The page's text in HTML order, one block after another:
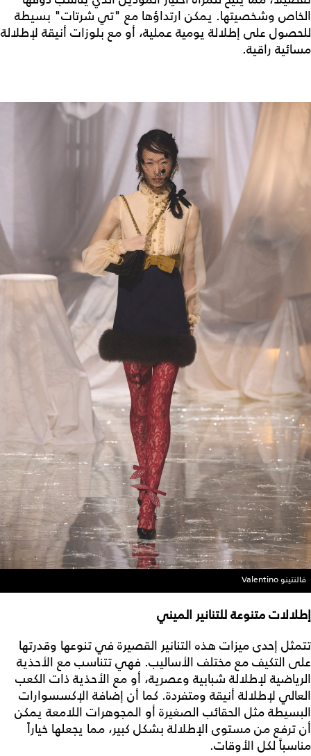
الخاص وشخصيتها. يمكن ارتداؤها مع "تي شرتات" بسيطة
للحصول على إطلالة يومية عملية، أو مع بلوزات أنيقة لإطلالة
مسائية راقية.
فالنتينو Valentino
إطلالات متنوعة للتنانير الميني
تتمثل إحدى ميزات هذه التنانير القصيرة في تنوعها وقدرتها
على التكيف مع مختلف الأساليب. فهي تتناسب مع الأحذية
الرياضية لإطلالة شبابية وعصرية، أو مع الأحذية ذات الكعب
العالي لإطلالة أنيقة ومتفردة. كما أن إضافة الإكسسوارات
البسيطة مثل الحقائب الصغيرة أو المجوهرات اللامعة يمكن
أن ترفع من مستوى الإطلالة بشكل كبير، مما يجعلها خياراً
مناسباً لكل الأوقات.